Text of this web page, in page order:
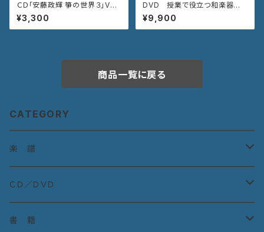
ＣＤ「安藤政輝 箏の世界３」VZC
G-659
¥3,300
DVD 授業で役立つ和楽器入
門講座「箏〜さくらを弾きましょ
う〜」 VZBG-38
¥9,900
商品一覧に戻る
CATEGORY
楽 譜
宮城道雄作曲集
宮城道雄童曲集
ＣＤ／ＤＶＤ
ＣＤ：古典曲
書 籍